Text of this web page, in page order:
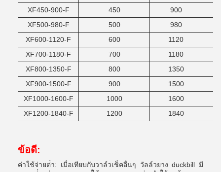
XF450-900-F
450
900
XF500-980-F
500
980
XF600-1120-F
600 1120
XF700-1180-F
700 1180
XF800-1350-F
800 1350
XF900-1500-F
900 1500
XF1000-1600-F
1000 1600
XF1200-1840-F
1200 1840
ข้อดี:
ค่าใช้จ่ายต่ํา: เมื่อเทียบกับวาล์วเช็คอื่นๆ วัลล์วยาง duckbill มี